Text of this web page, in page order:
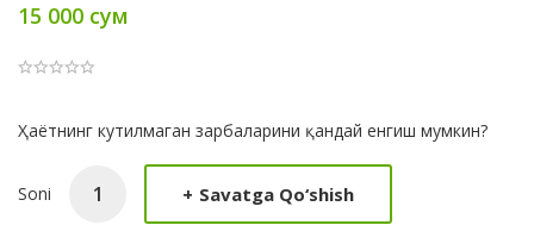
15 000 сум
Product
Ҳаётнинг кутилмаган зарбаларини қандай енгиш мумкин?
Soni + Savatga Qo‘shish